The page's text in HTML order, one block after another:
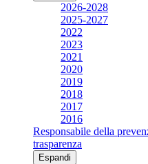
2026-2028
2025-2027
2022
2023
2021
2020
2019
2018
2017
2016
Responsabile della
trasparenza
Espandi